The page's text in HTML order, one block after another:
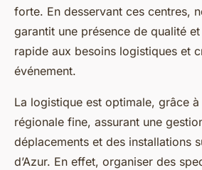
forte. En desservant ces centres,
garantit une présence de qualité
rapide aux besoins logistiques et
événement.
La logistique est optimale, grâce
régionale fine, assurant une
déplacements et des installations
d’Azur. En effet, organiser des